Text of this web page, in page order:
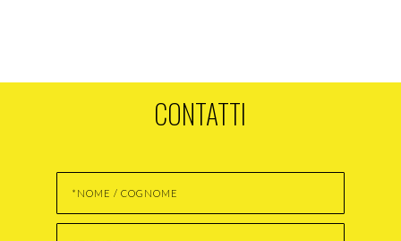
CONTATTI